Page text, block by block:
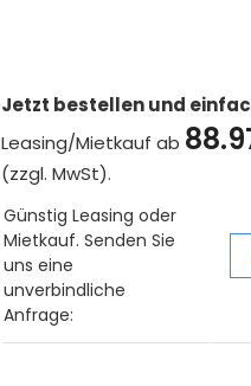
Jetzt bestellen und
Leasing/Mietkauf ab
(zzgl. MwSt).
Günstig Leasing oder
Mietkauf. Senden Sie
uns eine
unverbindliche
Anfrage: